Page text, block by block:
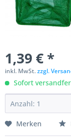
1,39 € *
inkl. MwSt.zzgl.
Sofort
Merken